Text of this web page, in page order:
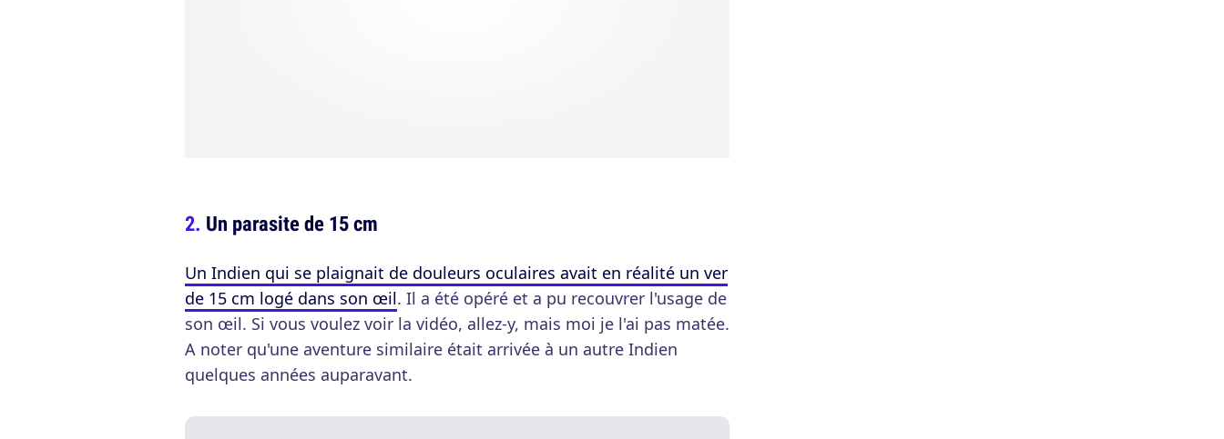
Un parasite de 15 cm
Un Indien qui se plaignait de douleurs oculaires avait en réalité un ver
de 15 cm logé dans son œil. Il a été opéré et a pu recouvrer l'usage de
son œil. Si vous voulez voir la vidéo, allez-y, mais moi je l'ai pas matée.
A noter qu'une aventure similaire était arrivée à un autre Indien
quelques années auparavant.